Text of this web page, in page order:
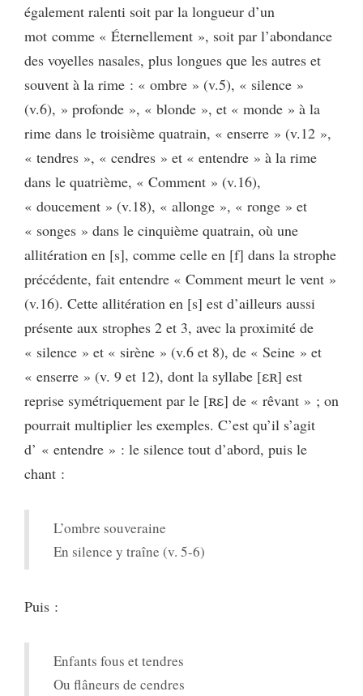
également ralenti soit par la longueur d’un
mot comme « Éternellement », soit par l’abondance
des voyelles nasales, plus longues que les autres et
souvent à la rime : « ombre » (v.5), « silence »
(v.6), » profonde », « blonde », et « monde » à la
rime dans le troisième quatrain, « enserre » (v.12 »,
« tendres », « cendres » et « entendre » à la rime
dans le quatrième, « Comment » (v.16),
« doucement » (v.18), « allonge », « ronge » et
« songes » dans le cinquième quatrain, où une
allitération en [s], comme celle en [f] dans la strophe
précédente, fait entendre « Comment meurt le vent »
(v.16). Cette allitération en [s] est d’ailleurs aussi
présente aux strophes 2 et 3, avec la proximité de
« silence » et « sirène » (v.6 et 8), de « Seine » et
« enserre » (v. 9 et 12), dont la syllabe [ɛʀ] est
reprise symétriquement par le [ʀɛ] de « rêvant » ; on
pourrait multiplier les exemples. C’est qu’il s’agit
d’ « entendre » : le silence tout d’abord, puis le
chant :
L’ombre souveraine
En silence y traîne (v. 5-6)
Puis :
Enfants fous et tendres
Ou flâneurs de cendres